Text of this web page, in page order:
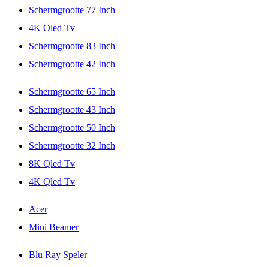
Schermgrootte 77 Inch
4K Oled Tv
Schermgrootte 83 Inch
Schermgrootte 42 Inch
Schermgrootte 65 Inch
Schermgrootte 43 Inch
Schermgrootte 50 Inch
Schermgrootte 32 Inch
8K Qled Tv
4K Qled Tv
Acer
Mini Beamer
Blu Ray Speler